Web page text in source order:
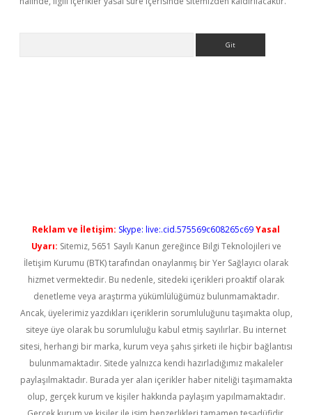
Reklam ve İletişim: Skype: live:.cid.575569c608265c69Yasal
Uyarı: Sitemiz, 5651 Sayılı Kanun gereğince Bilgi Teknolojileri ve
İletişim Kurumu (BTK) tarafından onaylanmış bir Yer Sağlayıcı olarak
hizmet vermektedir. Bu nedenle, sitedeki içerikleri proaktif olarak
denetleme veya araştırma yükümlülüğümüz bulunmamaktadır.
Ancak, üyelerimiz yazdıkları içeriklerin sorumluluğunu taşımakta olup,
siteye üye olarak bu sorumluluğu kabul etmiş sayılırlar. Bu internet
sitesi, herhangi bir marka, kurum veya şahıs şirketi ile hiçbir bağlantısı
bulunmamaktadır. Sitede yalnızca kendi hazırladığımız makaleler
paylaşılmaktadır. Burada yer alan içerikler haber niteliği taşımamakta
olup, gerçek kurum ve kişiler hakkında paylaşım yapılmamaktadır.